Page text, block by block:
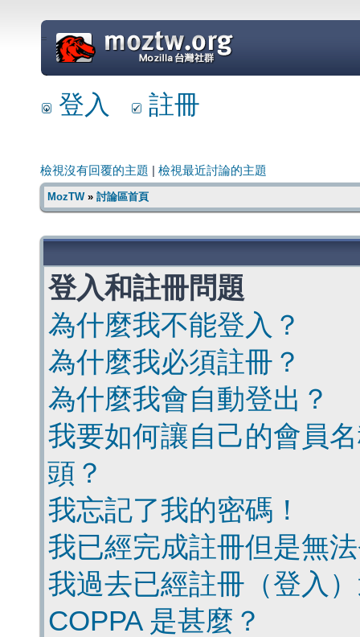
=
登入 註冊
檢視沒有回覆的主題 檢視最近討論的主題
MozTW» 討論區首頁
登入和註冊問題
為什麼我不能登入？
為什麼我必須註冊？
為什麼我會自動登出？
我要如何讓自己的會員
頭？
我忘記了我的密碼！
我已經完成註冊但是無
我過去已經註冊（登入
COPPA 是甚麼？